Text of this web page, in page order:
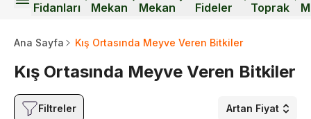
Fidanları
Mekan
Mekan
Fideler
Toprak
Ana Sayfa Kış Ortasında Meyve Veren Bitkiler
Kış Ortasında Meyve Veren Bitkiler
Filtreler Artan Fiyat